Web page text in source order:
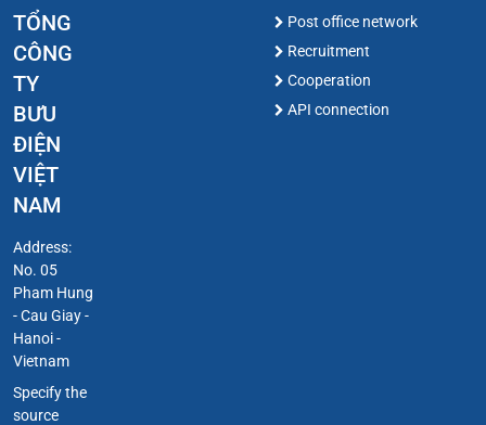
TỔNG
CÔNG
TY
BƯU
ĐIỆN
VIỆT
NAM
Address:
No. 05
Pham Hung
- Cau Giay -
Hanoi -
Vietnam
Specify the
source
Post office network
Recruitment
Cooperation
API connection